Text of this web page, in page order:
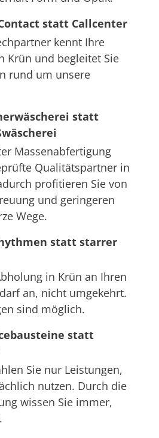
statt Callcenter
kennt Ihre
Krün und begleitet Sie
rund um unsere
statt
Massenabfertigung
Qualitätspartner in
profitieren Sie von
und geringeren
Wege.
statt starrer
in Krün an Ihren
an, nicht umgekehrt.
sind möglich.
statt
Sie nur Leistungen,
nutzen. Durch die
wissen Sie immer,